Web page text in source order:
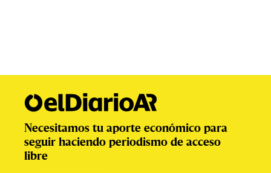
Necesitamos tu aporte económico para
seguir haciendo periodismo de acceso
libre